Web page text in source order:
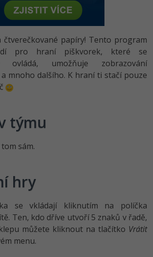
CSS3, Bootstrap, SEO
databáze
a verzování
návrhové vzory
CSS
mobilních aplikací
developer
administrátor
UX/UI návrhář
manažer
analytik
-80%
-80%
-80%
SW -80%
-41%
čtverečkované papíry! Tento program
pro hraní piškvorek, které se
ovládá, umožňuje zobrazování
mnoho dalšího. K hraní ti stačí pouze
týmu
sám.
hry
se vkládají kliknutím na políčka
Ten, kdo dříve utvoří 5 znaků v řadě,
můžete kliknout na tlačítko Vrátit
menu.